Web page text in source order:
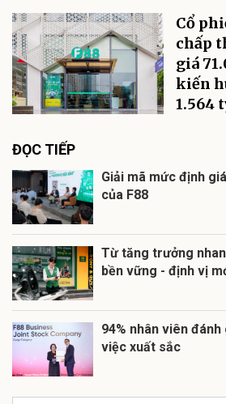
Cổ
chấp
giá
kiến
1.564
ĐỌC TIẾP
Giải mã mức định
của F88
Từ tăng trưởng
bền vững - định vị
94% nhân viên đánh
việc xuất sắc